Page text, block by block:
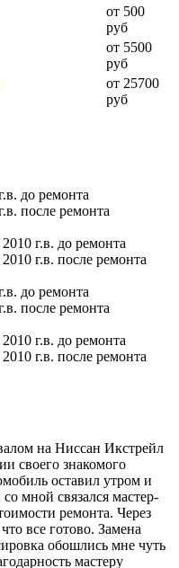
от 500
руб
от 5500
руб
от 25700
руб
на Ниссан Икстрейл
своего знакомого
оставил утром и
мной связался мастер-
ремонта. Через
все готово. Замена
обошлись мне чуть
мастеру